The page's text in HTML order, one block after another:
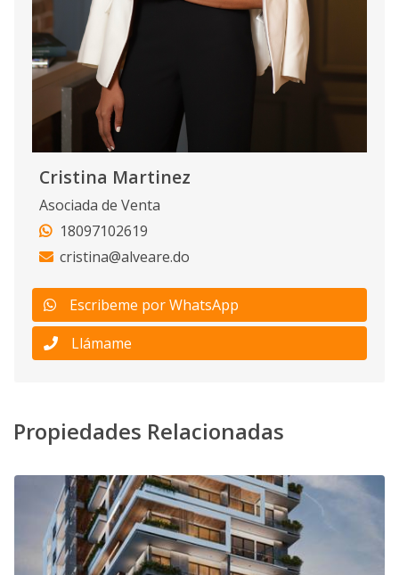
Cristina Martinez
Asociada de Venta
18097102619
cristina@alveare.do
Escribeme por WhatsApp
Llámame
Propiedades Relacionadas